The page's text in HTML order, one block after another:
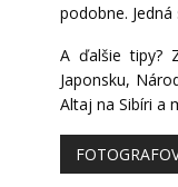
podobne.
A ďalšie tipy?
Japonsku,
Altaj na Sibíri a